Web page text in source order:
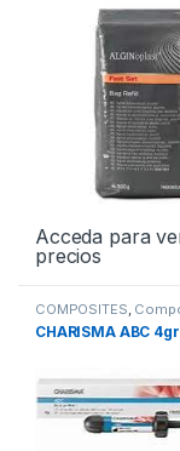
Acceda para
precios
COMPOSITES,
Universales
CHARISMA ABC